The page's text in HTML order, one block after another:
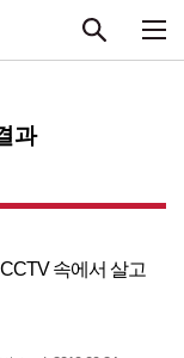
과
속에서 살고